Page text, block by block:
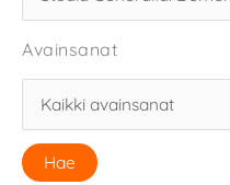
Avainsanat